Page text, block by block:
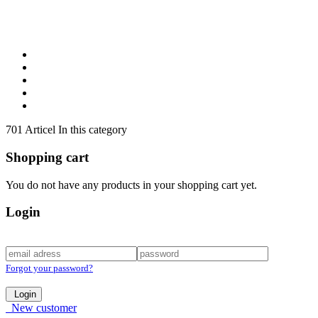
701 Articel In this category
Shopping cart
You do not have any products in your shopping cart yet.
Login
Forgot your password?
Login
New customer